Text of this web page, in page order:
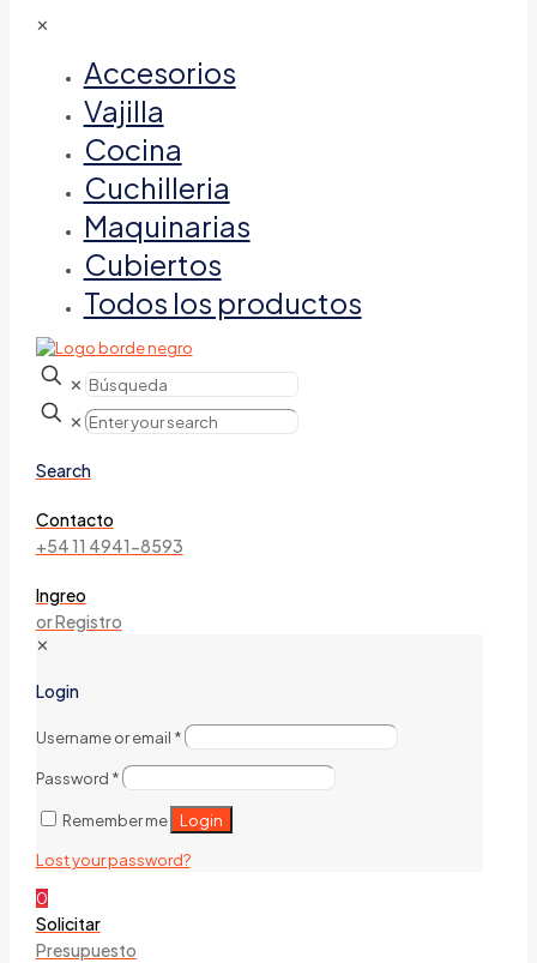
✕
Accesorios
Vajilla
Cocina
Cuchilleria
Maquinarias
Cubiertos
Todos los productos
✕
✕
Search
Contacto
+54 11 4941-8593
Ingreo
or Registro
✕
Login
Username or email *
Password *
Remember me Login
Lost your password?
0
Solicitar
Presupuesto